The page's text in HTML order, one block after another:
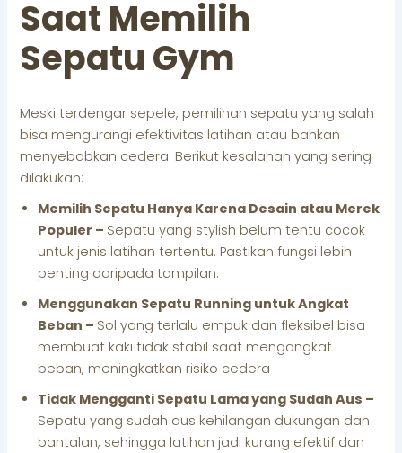
Saat Memilih
Sepatu Gym
Meski terdengar sepele, pemilihan sepatu yang salah
bisa mengurangi efektivitas latihan atau bahkan
menyebabkan cedera. Berikut kesalahan yang sering
dilakukan:
Memilih Sepatu Hanya Karena Desain atau Merek
Populer – Sepatu yang stylish belum tentu cocok
untuk jenis latihan tertentu. Pastikan fungsi lebih
penting daripada tampilan.
Menggunakan Sepatu Running untuk Angkat
Beban – Sol yang terlalu empuk dan fleksibel bisa
membuat kaki tidak stabil saat mengangkat
beban, meningkatkan risiko cedera
Tidak Mengganti Sepatu Lama yang Sudah Aus –
Sepatu yang sudah aus kehilangan dukungan dan
bantalan, sehingga latihan jadi kurang efektif dan